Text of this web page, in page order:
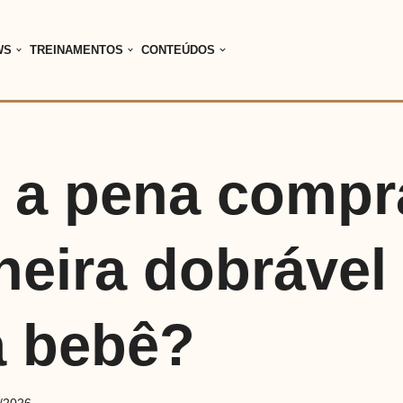
TREINAMENTOS CONTEÚDOS
a pena
dobrável
bebê?